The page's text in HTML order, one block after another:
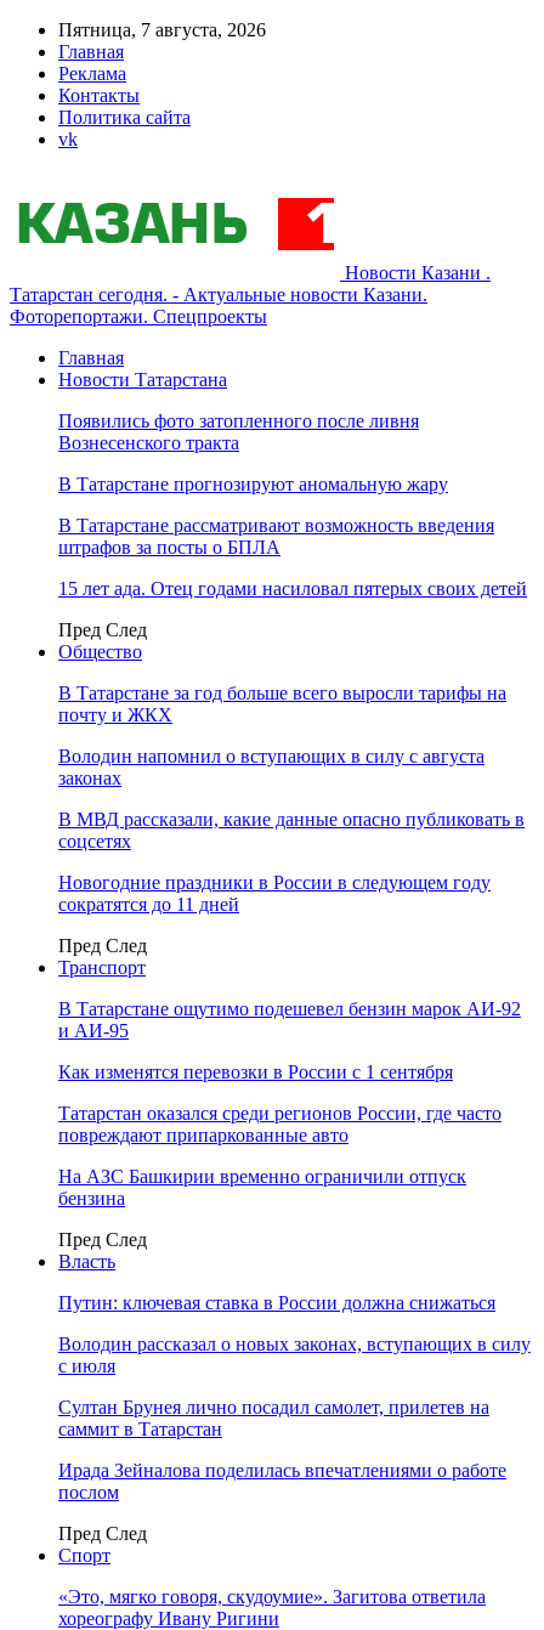
Пятница, 7 августа, 2026
Главная
Реклама
Контакты
Политика сайта
vk
Новости Казани .
Татарстан сегодня. - Актуальные новости Казани.
Фоторепортажи. Спецпроекты
Главная
Новости Татарстана
Появились фото затопленного после ливня
Вознесенского тракта
В Татарстане прогнозируют аномальную жару
В Татарстане рассматривают возможность введения
штрафов за посты о БПЛА
15 лет ада. Отец годами насиловал пятерых своих детей
Пред След
Общество
В Татарстане за год больше всего выросли тарифы на
почту и ЖКХ
Володин напомнил о вступающих в силу с августа
законах
В МВД рассказали, какие данные опасно публиковать в
соцсетях
Новогодние праздники в России в следующем году
сократятся до 11 дней
Пред След
Транспорт
В Татарстане ощутимо подешевел бензин марок АИ-92
и АИ-95
Как изменятся перевозки в России с 1 сентября
Татарстан оказался среди регионов России, где часто
повреждают припаркованные авто
На АЗС Башкирии временно ограничили отпуск
бензина
Пред След
Власть
Путин: ключевая ставка в России должна снижаться
Володин рассказал о новых законах, вступающих в силу
с июля
Султан Брунея лично посадил самолет, прилетев на
саммит в Татарстан
Ирада Зейналова поделилась впечатлениями о работе
послом
Пред След
Спорт
«Это, мягко говоря, скудоумие». Загитова ответила
хореографу Ивану Ригини